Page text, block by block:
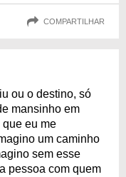
COMPARTILHAR
ou o destino, só
mansinho em
que eu me
um caminho
sem esse
pessoa com quem